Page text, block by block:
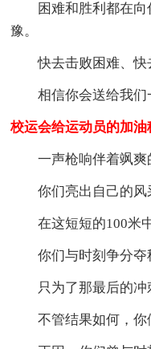
困难和胜利都在
豫。
快去击败困难、快
相信你会送给我
校运会给运动员的加油
一声枪响伴着飒爽
你们亮出自己的风
在这短短的100米
你们与时刻争分夺
只为了那最后的冲
不管结果如何，你